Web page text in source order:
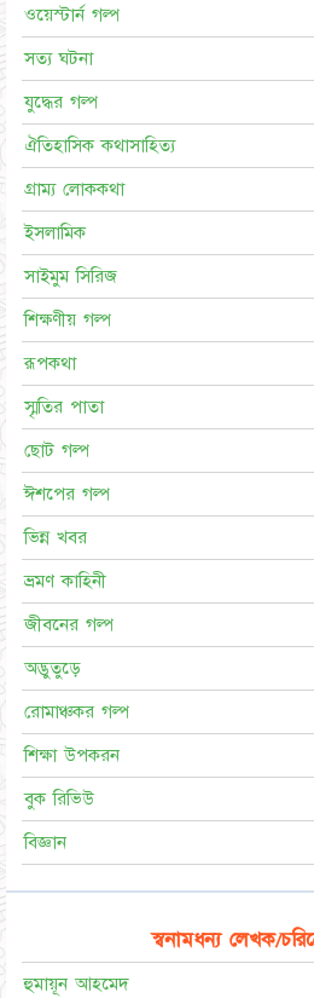
ওয়েস্টার্ন গল্প
সত্য ঘটনা
যুদ্ধের গল্প
ঐতিহাসিক কথাসাহিত্য
গ্রাম্য লোককথা
ইসলামিক
সাইমুম সিরিজ
শিক্ষণীয় গল্প
রূপকথা
স্মৃতির পাতা
ছোট গল্প
ঈশপের গল্প
ভিন্ন খবর
ভ্রমণ কাহিনী
জীবনের গল্প
অদ্ভুতুড়ে
রোমাঞ্চকর গল্প
শিক্ষা উপকরন
বুক রিভিউ
বিজ্ঞান
স্বনামধন্য লেখক/
হুমায়ূন আহমেদ